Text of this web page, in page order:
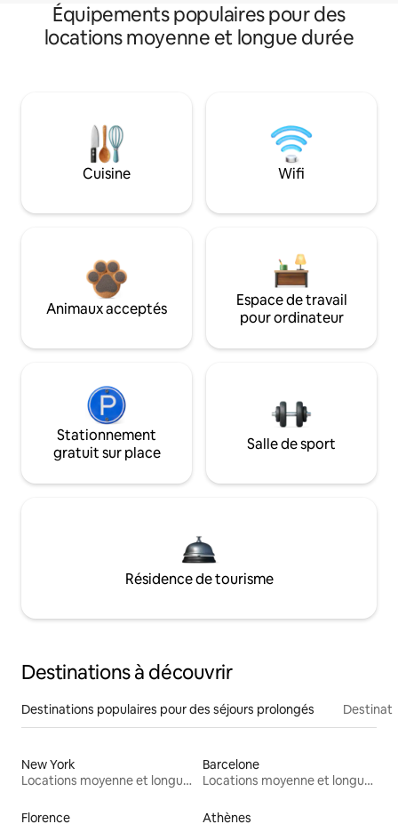
Équipements populaires pour des
locations moyenne et longue durée
Cuisine Wifi
Animaux acceptés
Espace de travail
pour ordinateur
Stationnement
gratuit sur place
Salle de sport
Résidence de tourisme
Destinations à découvrir
Destinations populaires pour des séjours prolongés
New York
Locations moyenne et longue durée
Barcelone
Locations moyenne et longue durée
Florence Athènes